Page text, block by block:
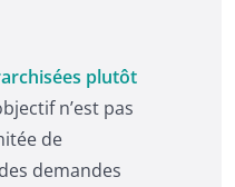
plutôt
n’est pas
de
demandes